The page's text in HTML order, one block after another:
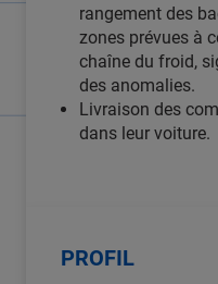
rangement des
zones prévues à
chaîne du froid,
des anomalies.
Livraison des
dans leur voiture.
PROFIL